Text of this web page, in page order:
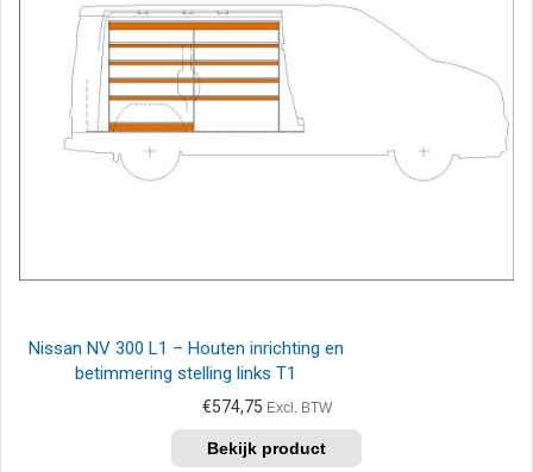
Nissan NV 300 L1 – Houten inrichting en
betimmering stelling links T1
€574,75 Excl. BTW